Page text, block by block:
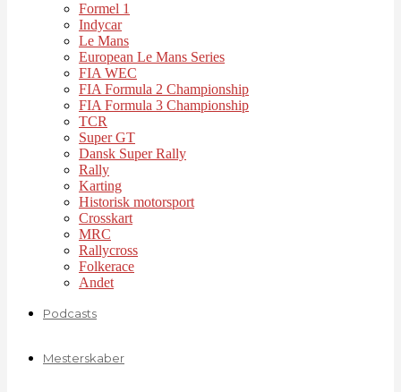
Formel 1
Indycar
Le Mans
European Le Mans Series
FIA WEC
FIA Formula 2 Championship
FIA Formula 3 Championship
TCR
Super GT
Dansk Super Rally
Rally
Karting
Historisk motorsport
Crosskart
MRC
Rallycross
Folkerace
Andet
Podcasts
Mesterskaber